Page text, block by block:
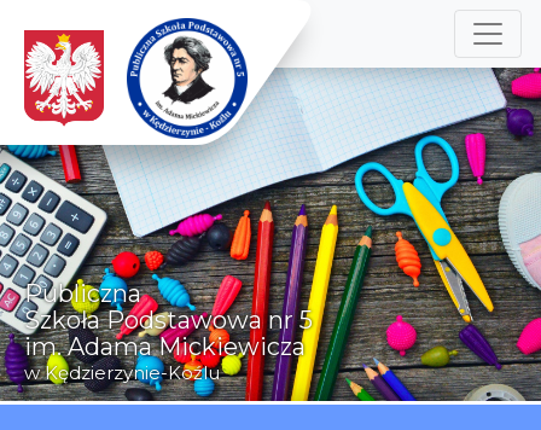
Publiczna
Szkoła Podstawowa nr 5
im. Adama Mickiewicza
w Kędzierzynie-Koźlu